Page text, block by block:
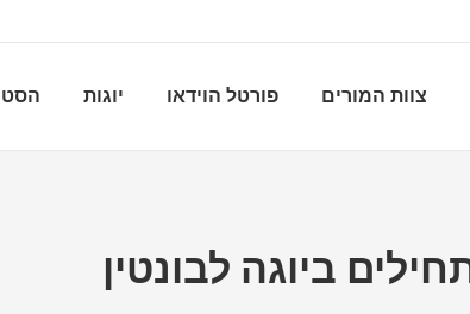
צוות המורים פורטל הוידאו יוגות
ביוגה לבונטין